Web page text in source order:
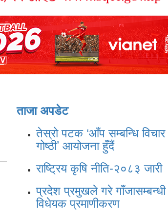
ताजा अपडेट
तेस्रो पटक ‘आँप सम्बन्धि विचार
गोष्ठी’ आयोजना हुँदैं
राष्ट्रिय कृषि नीति-२०८३ जारी
प्रदेश प्रमुखले गरे गाँजासम्बन्धी
विधेयक प्रमाणीकरण